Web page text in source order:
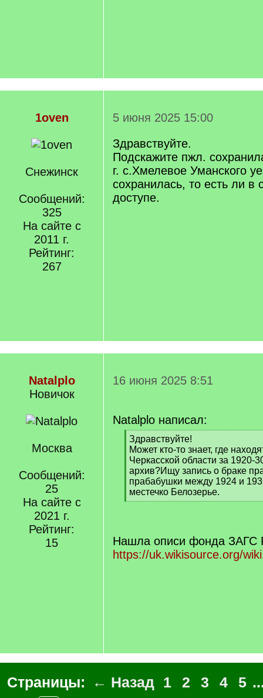
1oven
Снежинск
Сообщений:
325
На сайте с
2011 г.
Рейтинг:
267
5 июня 2025 15:00
Здравствуйте.
Подскажите пжл.
г. с.Хмелевое Уманского
сохранилась, то есть ли в
доступе.
Natalplo
Новичок
Москва
Сообщений:
25
На сайте с
2021 г.
Рейтинг:
15
16 июня 2025 8:51
Natalplo написал:
[
q
]
Здравствуйте!
Может кто-то знает, где
Черкасской области за 1920-
архив?Ищу запись о браке
прабабушки между 1924 и
местечко Белозерье.
[
Нашла описи фонда ЗАГС
https://uk.wikisource.org/
Страницы: ← Назад 1 2 3 4 5